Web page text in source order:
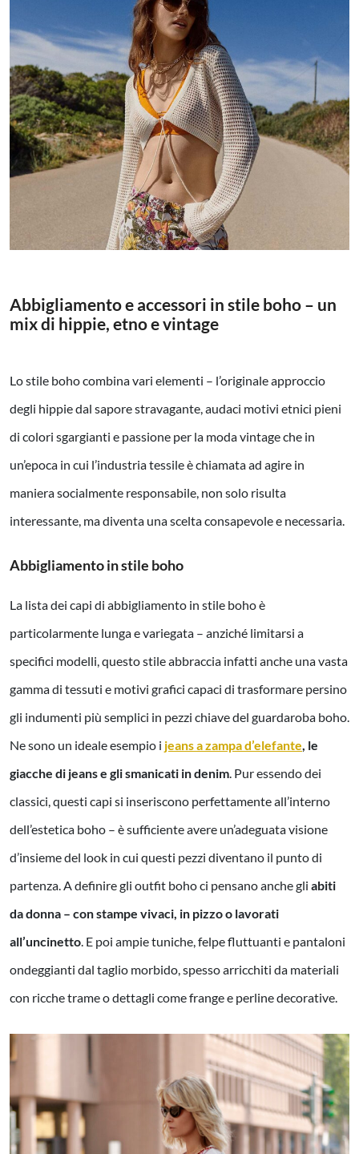
Abbigliamento e accessori in stile boho – un
mix di hippie, etno e vintage
Lo stile boho combina vari elementi – l’originale approccio
degli hippie dal sapore stravagante, audaci motivi etnici pieni
di colori sgargianti e passione per la moda vintage che in
un’epoca in cui l’industria tessile è chiamata ad agire in
maniera socialmente responsabile, non solo risulta
interessante, ma diventa una scelta consapevole e necessaria.
Abbigliamento in stile boho
La lista dei capi di abbigliamento in stile boho è
particolarmente lunga e variegata – anziché limitarsi a
specifici modelli, questo stile abbraccia infatti anche una vasta
gamma di tessuti e motivi grafici capaci di trasformare persino
gli indumenti più semplici in pezzi chiave del guardaroba boho.
Ne sono un ideale esempio i jeans a zampa d’elefante, le
giacche di jeans e gli smanicati in denim. Pur essendo dei
classici, questi capi si inseriscono perfettamente all’interno
dell’estetica boho – è sufficiente avere un’adeguata visione
d’insieme del look in cui questi pezzi diventano il punto di
partenza. A definire gli outfit boho ci pensano anche gli abiti
da donna – con stampe vivaci, in pizzo o lavorati
all’uncinetto. E poi ampie tuniche, felpe fluttuanti e pantaloni
ondeggianti dal taglio morbido, spesso arricchiti da materiali
con ricche trame o dettagli come frange e perline decorative.